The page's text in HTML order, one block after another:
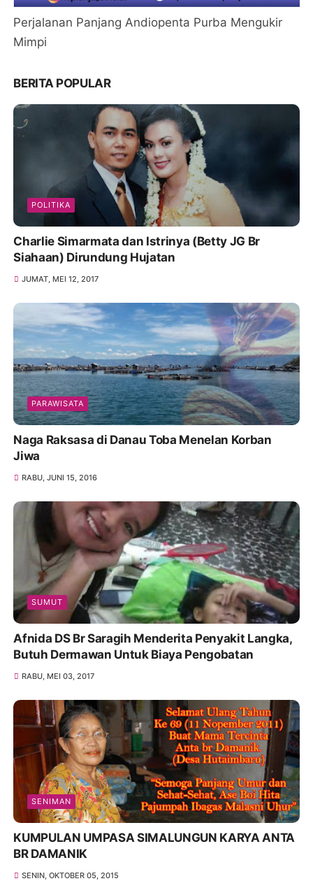
Perjalanan Panjang Andiopenta Purba Mengukir
Mimpi
BERITA POPULAR
POLITIKA
Charlie Simarmata dan Istrinya (Betty JG Br
Siahaan) Dirundung Hujatan
JUMAT, MEI 12, 2017
PARAWISATA
Naga Raksasa di Danau Toba Menelan Korban
Jiwa
RABU, JUNI 15, 2016
SUMUT
Afnida DS Br Saragih Menderita Penyakit Langka,
Butuh Dermawan Untuk Biaya Pengobatan
RABU, MEI 03, 2017
SENIMAN
KUMPULAN UMPASA SIMALUNGUN KARYA ANTA
BR DAMANIK
SENIN, OKTOBER 05, 2015